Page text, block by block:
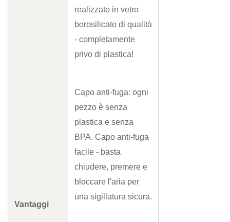
Vantaggi
realizzato in vetro
borosilicato di qualità
- completamente
privo di plastica!
Capo anti-fuga: ogni
pezzo è senza
plastica e senza
BPA. Capo anti-fuga
facile - basta
chiudere, premere e
bloccare l'aria per
una sigillatura sicura.